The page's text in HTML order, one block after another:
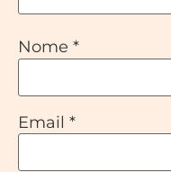
Nome *
Email *